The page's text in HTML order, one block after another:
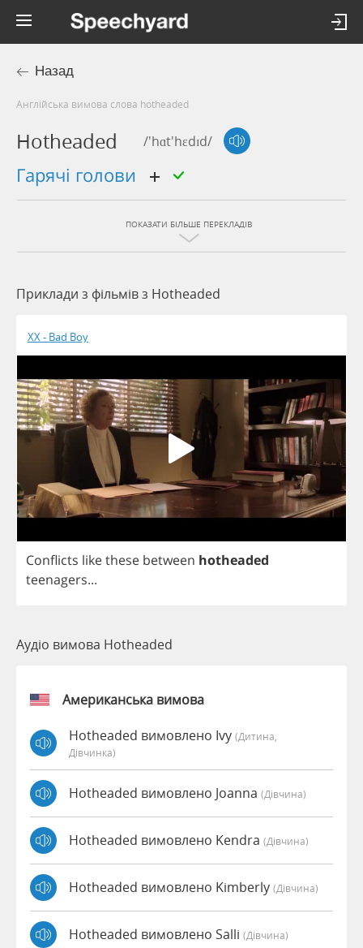
Назад
Англійська вимова слова hotheaded
Hotheaded /'hɑt'hɛdɪd/
гарячі голови
ПОКАЗАТИ БІЛЬШЕ ПЕРЕКЛАДІВ
Приклади з фільмів з Hotheaded
XX - Bad Boy
Conflicts likethese between hotheaded
teenagers...
Аудіо вимова Hotheaded
Американська вимова
Hotheaded вимовлено Ivy (дитина,
Дівчинка)
Hotheaded вимовлено Joanna (дівчина)
Hotheaded вимовлено Kendra (дівчина)
Hotheaded вимовлено Kimberly (дівчина)
Hotheaded вимовлено Salli (дівчина)